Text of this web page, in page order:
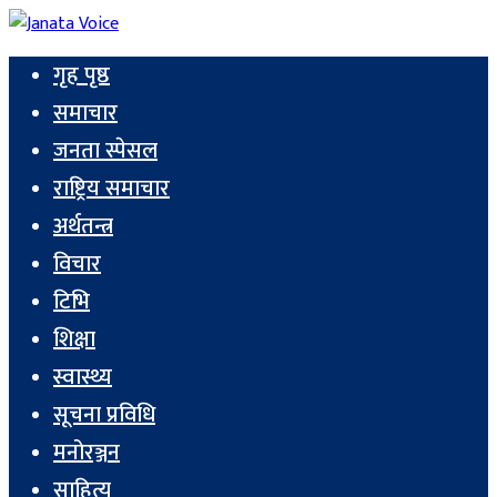
गृह पृष्ठ
समाचार
जनता स्पेसल
राष्ट्रिय समाचार
अर्थतन्त्र
विचार
टिभि
शिक्षा
स्वास्थ्य
सूचना प्रविधि
मनोरञ्जन